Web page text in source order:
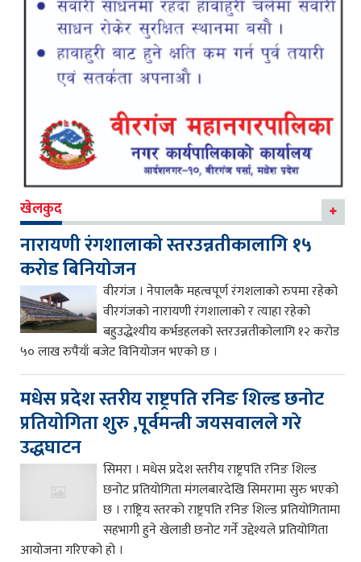
खेलकुद
नारायणी रंगशालाको स्तरउन्नतीकालागि १५
करोड बिनियोजन
वीरगंज । नेपालकै महत्वपूर्ण रंगशलाको रुपमा रहेको
वीरगंजको नारायणी रंगशालाको र त्याहा रहेको
बहुउद्धेश्यीय कर्भडहलको स्तरउन्नतीकोलागि १२ करोड
५० लाख रुपैयाँ बजेट विनियोजन भएको छ ।
मधेस प्रदेश स्तरीय राष्ट्रपति रनिङ शिल्ड छनोट
प्रतियोगिता शुरु ,पूर्वमन्त्री जयसवालले गरे
उद्धघाटन
सिमरा । मधेस प्रदेश स्तरीय राष्ट्रपति रनिङ शिल्ड
छनोट प्रतियोगिता मंगलबारदेखि सिमरामा सुरु भएको
छ । राष्ट्रिय स्तरको राष्ट्रपति रनिङ शिल्ड प्रतियोगितामा
सहभागी हुने खेलाडी छनोट गर्ने उद्देश्यले प्रतियोगिता
आयोजना गरिएको हो ।